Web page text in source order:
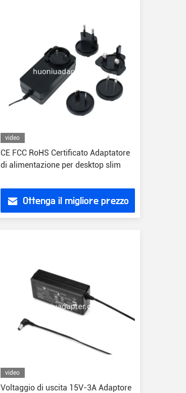
video
CE FCC RoHS Certificato Adaptatore
di alimentazione per desktop slim
Ottenga il migliore prezzo
video
Voltaggio di uscita 15V-3A Adaptore